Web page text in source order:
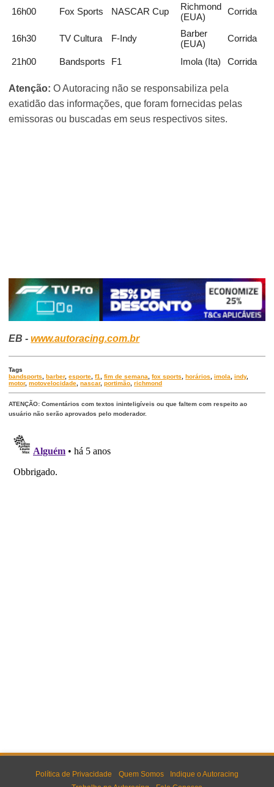
16h00 Fox Sports NASCAR Cup
Richmond
(EUA)
Corrida
16h30 TV Cultura F-Indy
Barber
(EUA)
Corrida
21h00 Bandsports F1 Imola (Ita) Corrida
Atenção: O Autoracing não se responsabiliza pela
exatidão das informações, que foram fornecidas pelas
emissoras ou buscadas em seus respectivos sites.
EB -www.autoracing.com.br
Tags
bandsports
,barber,esporte ,f1 ,fim de semana ,fox sports ,horários ,imola ,indy,
motor,motovelocidade ,nascar,portimão ,richmond
ATENÇÃO: Comentários com textos ininteligíveis ou que faltem com respeito ao
usuário não serão aprovados pelo moderador.
Política de Privacidade Quem Somos
Indique o Autoracing